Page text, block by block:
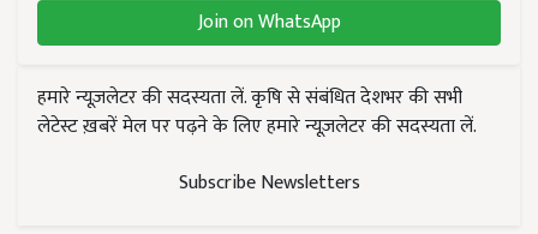
Join on WhatsApp
हमारे न्यूज़लेटर की सदस्यता लें. कृषि से संबंधित देशभर की सभी
लेटेस्ट ख़बरें मेल पर पढ़ने के लिए हमारे न्यूज़लेटर की सदस्यता लें.
Subscribe Newsletters